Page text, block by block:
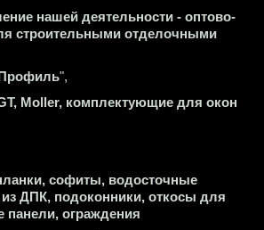
нашей деятельности - оптово-
строительными отделочными
",
Moller, комплектующие для окон
софиты, водосточные
ДПК, подоконники, откосы для
панели, ограждения